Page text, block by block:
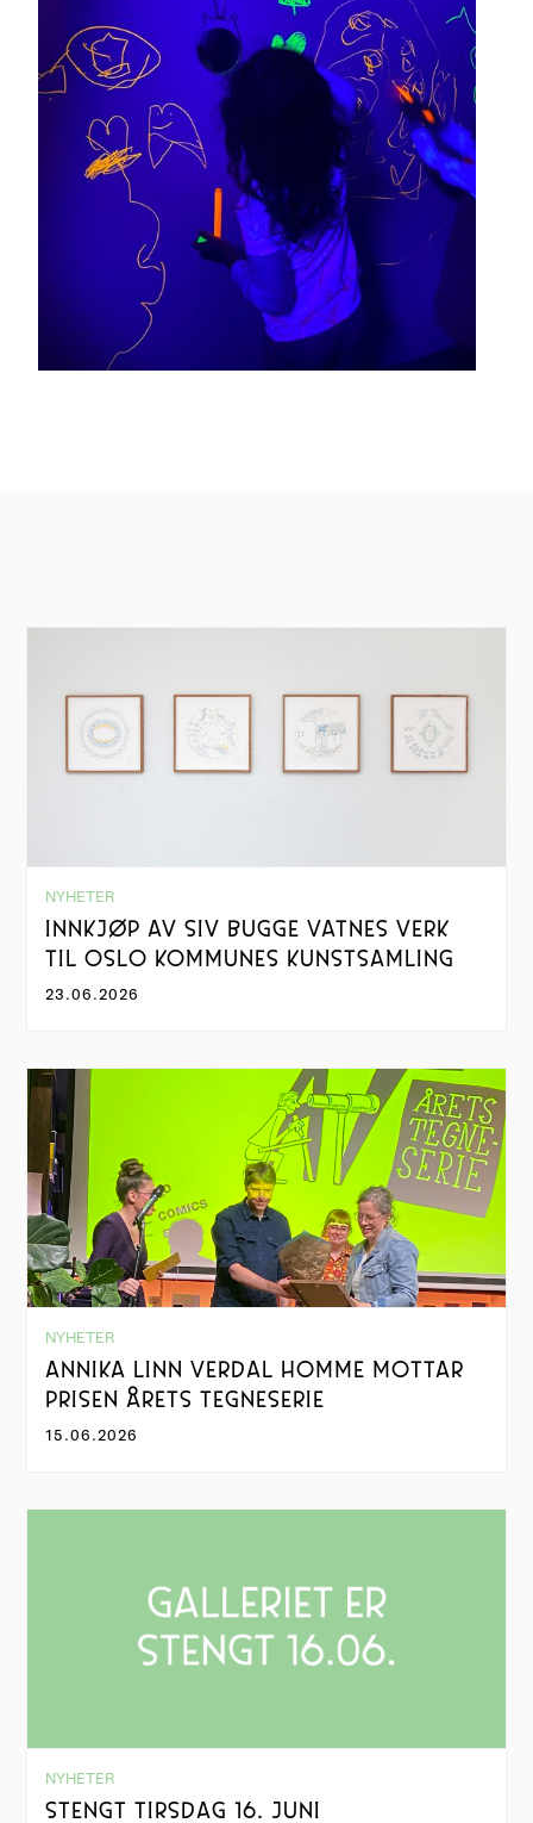
NYHETER
INNKJØP AV SIV BUGGE VATNES VERK
TIL OSLO KOMMUNES KUNSTSAMLING
23.06.2026
NYHETER
ANNIKA LINN VERDAL HOMME MOTTAR
PRISEN ÅRETS TEGNESERIE
15.06.2026
NYHETER
STENGT TIRSDAG 16. JUNI